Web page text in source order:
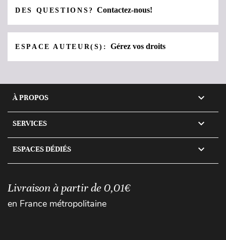
DES QUESTIONS?Contactez-nous!
ESPACE AUTEUR(S):Gérez vos droits
À PROPOS 
SERVICES 
ESPACES DÉDIÉS 
Livraison à partir de 0,01€
en France métropolitaine